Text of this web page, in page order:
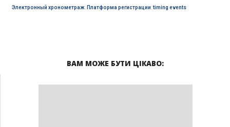
Электронный хронометраж, Платформа регистрации,timing events
ВАМ МОЖЕ БУТИ ЦІКАВО: